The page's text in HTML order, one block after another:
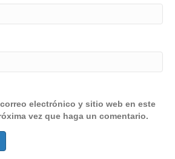
electrónico y sitio web en este
vez que haga un comentario.